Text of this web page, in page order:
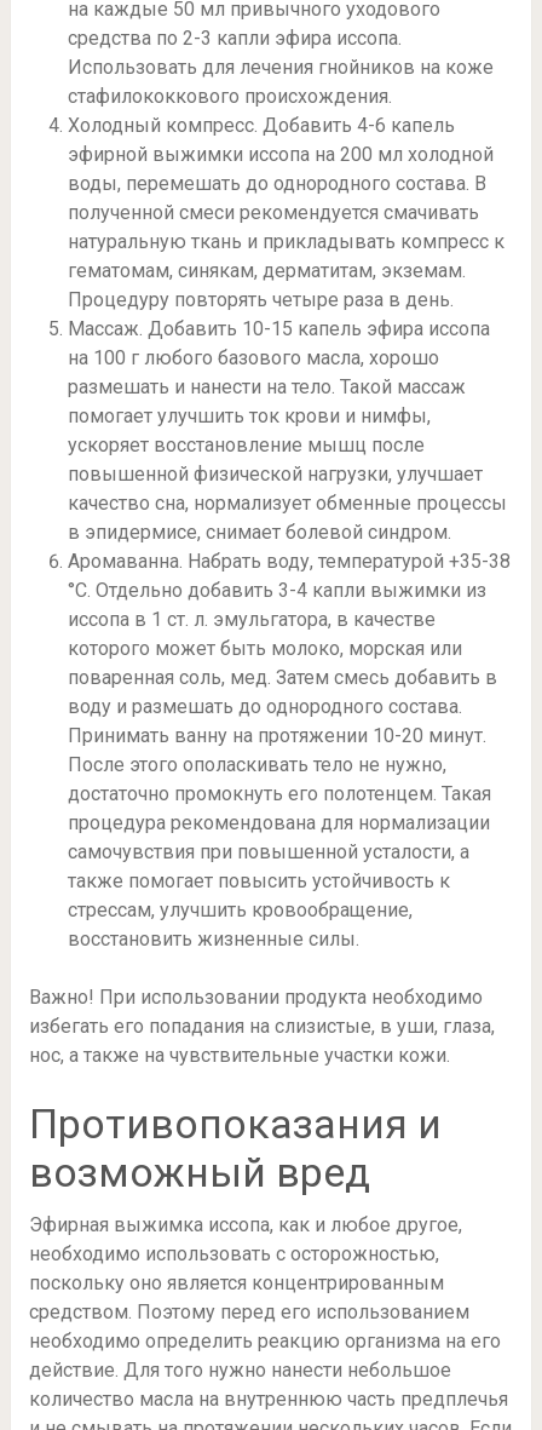
на каждые 50 мл привычного уходового
средства по 2-3 капли эфира иссопа.
Использовать для лечения гнойников на коже
стафилококкового происхождения.
Холодный компресс. Добавить 4-6 капель
эфирной выжимки иссопа на 200 мл холодной
воды, перемешать до однородного состава. В
полученной смеси рекомендуется смачивать
натуральную ткань и прикладывать компресс к
гематомам, синякам, дерматитам, экземам.
Процедуру повторять четыре раза в день.
Массаж. Добавить 10-15 капель эфира иссопа
на 100 г любого базового масла, хорошо
размешать и нанести на тело. Такой массаж
помогает улучшить ток крови и нимфы,
ускоряет восстановление мышц после
повышенной физической нагрузки, улучшает
качество сна, нормализует обменные процессы
в эпидермисе, снимает болевой синдром.
Аромаванна. Набрать воду, температурой +35-38
°С. Отдельно добавить 3-4 капли выжимки из
иссопа в 1 ст. л. эмульгатора, в качестве
которого может быть молоко, морская или
поваренная соль, мед. Затем смесь добавить в
воду и размешать до однородного состава.
Принимать ванну на протяжении 10-20 минут.
После этого ополаскивать тело не нужно,
достаточно промокнуть его полотенцем. Такая
процедура рекомендована для нормализации
самочувствия при повышенной усталости, а
также помогает повысить устойчивость к
стрессам, улучшить кровообращение,
восстановить жизненные силы.
Важно! При использовании продукта необходимо
избегать его попадания на слизистые, в уши, глаза,
нос, а также на чувствительные участки кожи.
Противопоказания и
возможный вред
Эфирная выжимка иссопа, как и любое другое,
необходимо использовать с осторожностью,
поскольку оно является концентрированным
средством. Поэтому перед его использованием
необходимо определить реакцию организма на его
действие. Для того нужно нанести небольшое
количество масла на внутреннюю часть предплечья